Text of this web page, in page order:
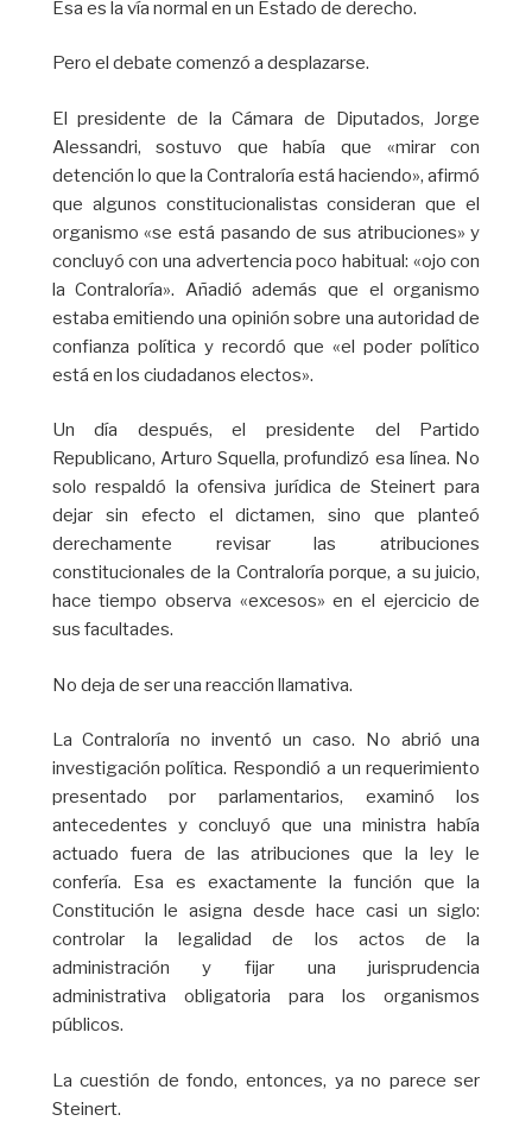
Esa es la vía normal en un Estado de derecho.
Pero el debate comenzó a desplazarse.
El presidente de la Cámara de Diputados, Jorge
Alessandri, sostuvo que había que «mirar con
detención lo que la Contraloría está haciendo», afirmó
que algunos constitucionalistas consideran que el
organismo «se está pasando de sus atribuciones» y
concluyó con una advertencia poco habitual: «ojo con
la Contraloría». Añadió además que el organismo
estaba emitiendo una opinión sobre una autoridad de
confianza política y recordó que «el poder político
está en los ciudadanos electos».
Un día después, el presidente del Partido
Republicano, Arturo Squella, profundizó esa línea. No
solo respaldó la ofensiva jurídica de Steinert para
dejar sin efecto el dictamen, sino que planteó
derechamente revisar las atribuciones
constitucionales de la Contraloría porque, a su juicio,
hace tiempo observa «excesos» en el ejercicio de
sus facultades.
No deja de ser una reacción llamativa.
La Contraloría no inventó un caso. No abrió una
investigación política. Respondió a un requerimiento
presentado por parlamentarios, examinó los
antecedentes y concluyó que una ministra había
actuado fuera de las atribuciones que la ley le
confería. Esa es exactamente la función que la
Constitución le asigna desde hace casi un siglo:
controlar la legalidad de los actos de la
administración y fijar una jurisprudencia
administrativa obligatoria para los organismos
públicos.
La cuestión de fondo, entonces, ya no parece ser
Steinert.